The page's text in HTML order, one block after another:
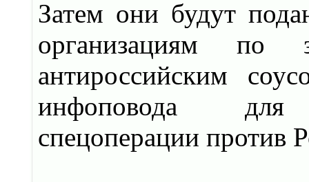
Затем они будут
организациям по
антироссийским
инфоповода для
спецоперации против